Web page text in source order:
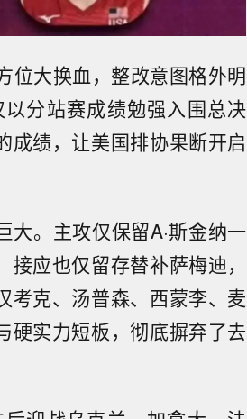
位大换血，整改意图格外明
分站赛成绩勉强入围总决
成绩，让美国排协果断开启
。主攻仅保留A·斯金纳一
应也仅留存替补萨梅迪，
考克、汤普森、西蒙李、麦
硬实力短板，彻底摒弃了去